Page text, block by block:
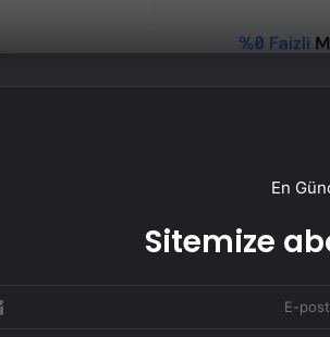
En
Sitemize